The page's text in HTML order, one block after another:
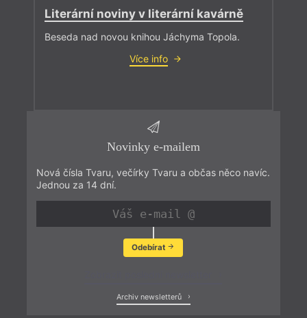
Literární noviny v literární kavárně
Beseda nad novou knihou Jáchyma Topola.
Více info
Novinky e-mailem
Nová čísla Tvaru, večírky Tvaru a občas něco navíc.
Jednou za 14 dní.
Odebírat
Archiv newsletterů